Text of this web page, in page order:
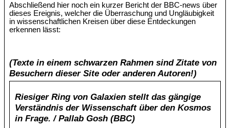
Abschließend hier noch ein kurzer Bericht der BBC-news über
dieses Ereignis, welcher die Überraschung und Ungläubigkeit
in wissenschaftlichen Kreisen über diese Entdeckungen
erkennen lässt:
(Texte in einem schwarzen Rahmen sind Zitate von
Besuchern dieser Site oder anderen Autoren!)
Riesiger Ring von Galaxien stellt das gängige
Verständnis der Wissenschaft über den Kosmos
in Frage. / Pallab Gosh (BBC)